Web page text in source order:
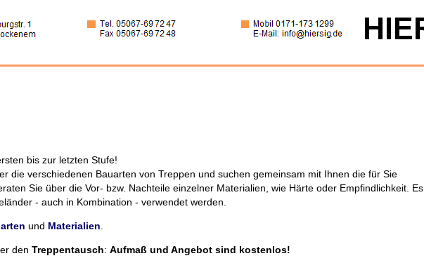
bis zur letzten Stufe!
die verschiedenen Bauarten von Treppen und suchen gemeinsam mit Ihnen die für Sie
Sie über die Vor- bzw. Nachteile einzelner Materialien, wie Härte oder Empfindlichkeit. Es
- auch in Kombination - verwendet werden.
und Materialien
den Treppentausch: Aufmaß und Angebot sind kostenlos!